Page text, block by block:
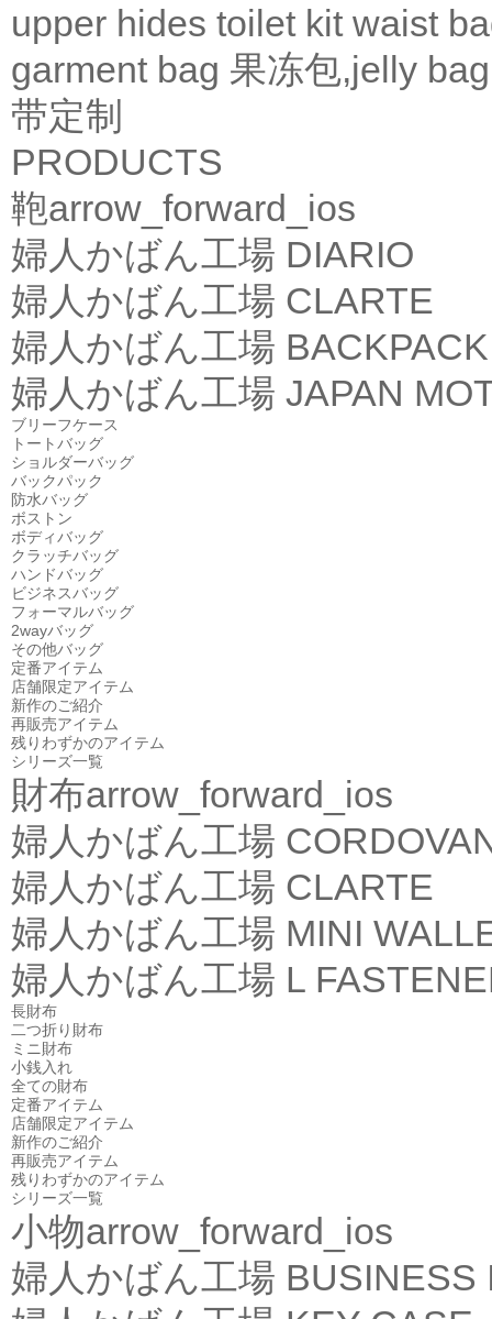
upper hides toilet kit waist
garment bag 果冻包,jelly bag
带定制
PRODUCTS
鞄arrow_forward_ios
婦人かばん工場 DIARIO
婦人かばん工場 CLARTE
婦人かばん工場 BACKPACK
婦人かばん工場 JAPAN
ブリーフケース
トートバッグ
ショルダーバッグ
バックパック
防水バッグ
ボストン
ボディバッグ
クラッチバッグ
ハンドバッグ
ビジネスバッグ
フォーマルバッグ
2wayバッグ
その他バッグ
定番アイテム
店舗限定アイテム
新作のご紹介
再販売アイテム
残りわずかのアイテム
シリーズ一覧
財布arrow_forward_ios
婦人かばん工場
婦人かばん工場 CLARTE
婦人かばん工場 MINI
婦人かばん工場 L
長財布
二つ折り財布
ミニ財布
小銭入れ
全ての財布
定番アイテム
店舗限定アイテム
新作のご紹介
再販売アイテム
残りわずかのアイテム
シリーズ一覧
小物arrow_forward_ios
婦人かばん工場 BUSINESS